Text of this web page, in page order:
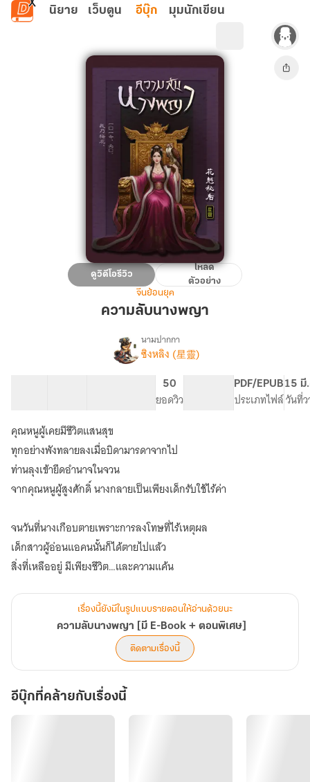
ข้ามไปยังเนื้อหาหลัก
นิยาย เว็บตูน อีบุ๊ก มุมนักเขียน
ความ
ลับ
นางพญา
ดูวิดีโอรีวิว
โหลด
ตัวอย่าง
จีนย้อนยุค
ความลับนางพญา
เรื่อง
ลับ
นางพญา
[มี
+
นามปากกา
ซิงหลิง (星靈)
50
ยอดวิว
PDF/EPUB
ประเภทไฟล์
15 มี
วันที่
คุณหนูผู้เคยมีชีวิตแสนสุข
ทุกอย่างพังทลายลงเมื่อบิดามารดาจากไป
ท่านลุงเข้ายึดอำนาจในจวน
จากคุณหนูผู้สูงศักดิ์ นางกลายเป็นเพียงเด็กรับใช้ไร้ค่า
จนวันที่นางเกือบตายเพราะการลงโทษที่ไร้เหตุผล
เด็กสาวผู้อ่อนแอคนนั้นก็ได้ตายไปแล้ว
สิ่งที่เหลืออยู่ มีเพียงชีวิต…และความแค้น
เรื่องนี้ยังมีในรูปแบบรายตอนให้อ่านด้วยนะ
ความลับนางพญา [มี E-Book + ตอนพิเศษ]
ติดตามเรื่องนี้
อีบุ๊กที่คล้ายกับเรื่องนี้